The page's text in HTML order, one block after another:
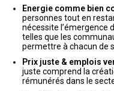
Energie comme bien
personnes tout en
nécessite l’émergence
telles que les
permettre à chacun de
Prix juste & emplois
juste comprend la
rémunérés dans le